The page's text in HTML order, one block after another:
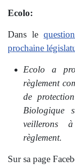
Ecolo:
Dans le
prochaine
Ecolo a
règlement
de
Biologique
veillerons
règlement.
Sur sa page